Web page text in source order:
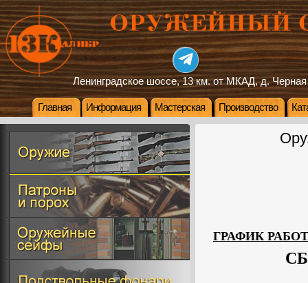
Ленинградское шоссе, 13 км. от МКАД, д. Черная
Главная Информация Мастерская Производство
ГРАФИК